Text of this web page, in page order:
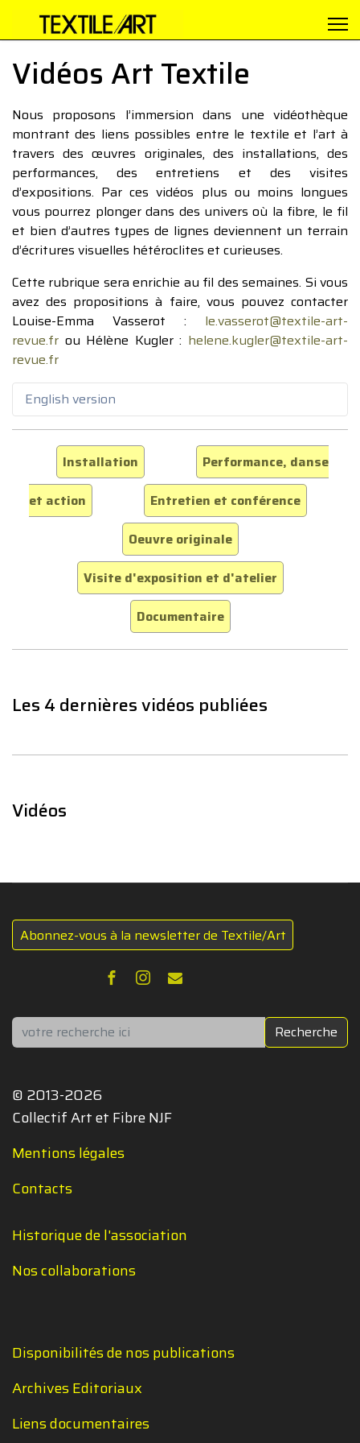
Vidéos Art Textile
Nous proposons l’immersion dans une vidéothèque
montrant des liens possibles entre le textile et l’art à
travers des œuvres originales, des installations, des
performances, des entretiens et des visites
d’expositions. Par ces vidéos plus ou moins longues
vous pourrez plonger dans des univers où la fibre, le fil
et bien d’autres types de lignes deviennent un terrain
d’écritures visuelles hétéroclites et curieuses.
Cette rubrique sera enrichie au fil des semaines. Si vous
avez des propositions à faire, vous pouvez contacter
Louise-Emma Vasserot : le.vasserot@textile-art-
revue.fr ou Hélène Kugler : helene.kugler@textile-art-
revue.fr
English version
Installation
Performance, danse
et action
Entretien et conférence
Oeuvre originale
Visite d'exposition et d'atelier
Documentaire
Les 4 dernières vidéos publiées
Vidéos
Abonnez-vous à la newsletter de Textile/Art
Rechercher Recherche
© 2013-2026
Collectif Art et Fibre NJF
Mentions légales
Contacts
Historique de l'association
Nos collaborations
Disponibilités de nos publications
Archives Editoriaux
Liens documentaires